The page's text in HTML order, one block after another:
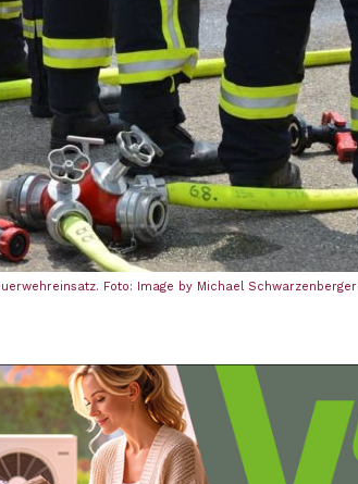
Foto: Image by Michael Schwarzenberger